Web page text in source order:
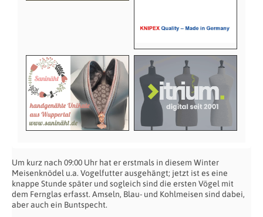
Um kurz nach 09:00 Uhr hat er erstmals in diesem Winter
Meisenknödel u.a. Vogelfutter ausgehängt; jetzt ist es eine
knappe Stunde später und sogleich sind die ersten Vögel mit
dem Fernglas erfasst. Amseln, Blau- und Kohlmeisen sind dabei,
aber auch ein Buntspecht.